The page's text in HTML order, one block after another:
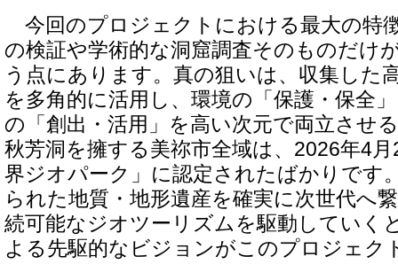
今回のプロジェクトにおける最大の特
の検証や学術的な洞窟調査そのものだけ
う点にあります。真の狙いは、収集した
を多角的に活用し、環境の「保護・保全
の「創出・活用」を高い次元で両立させ
秋芳洞を擁する美祢市全域は、2026年4
界ジオパーク」に認定されたばかりです
られた地質・地形遺産を確実に次世代へ
続可能なジオツーリズムを駆動していく
よる先駆的なビジョンがこのプロジェク